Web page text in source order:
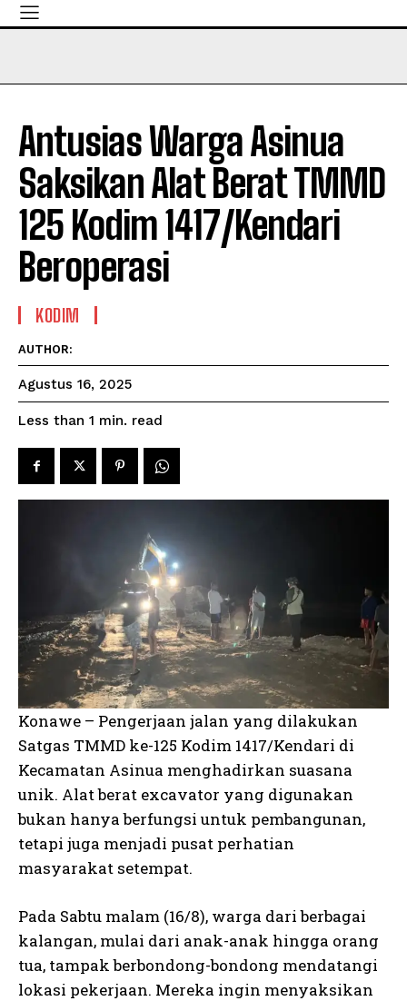
Antusias Warga Asinua
Saksikan Alat Berat TMMD
125 Kodim 1417/Kendari
Beroperasi
KODIM
AUTHOR:
Agustus 16, 2025
Less than 1 min. read
Konawe – Pengerjaan jalan yang dilakukan
Satgas TMMD ke-125 Kodim 1417/Kendari di
Kecamatan Asinua menghadirkan suasana
unik. Alat berat excavator yang digunakan
bukan hanya berfungsi untuk pembangunan,
tetapi juga menjadi pusat perhatian
masyarakat setempat.
Pada Sabtu malam (16/8), warga dari berbagai
kalangan, mulai dari anak-anak hingga orang
tua, tampak berbondong-bondong mendatangi
lokasi pekerjaan. Mereka ingin menyaksikan